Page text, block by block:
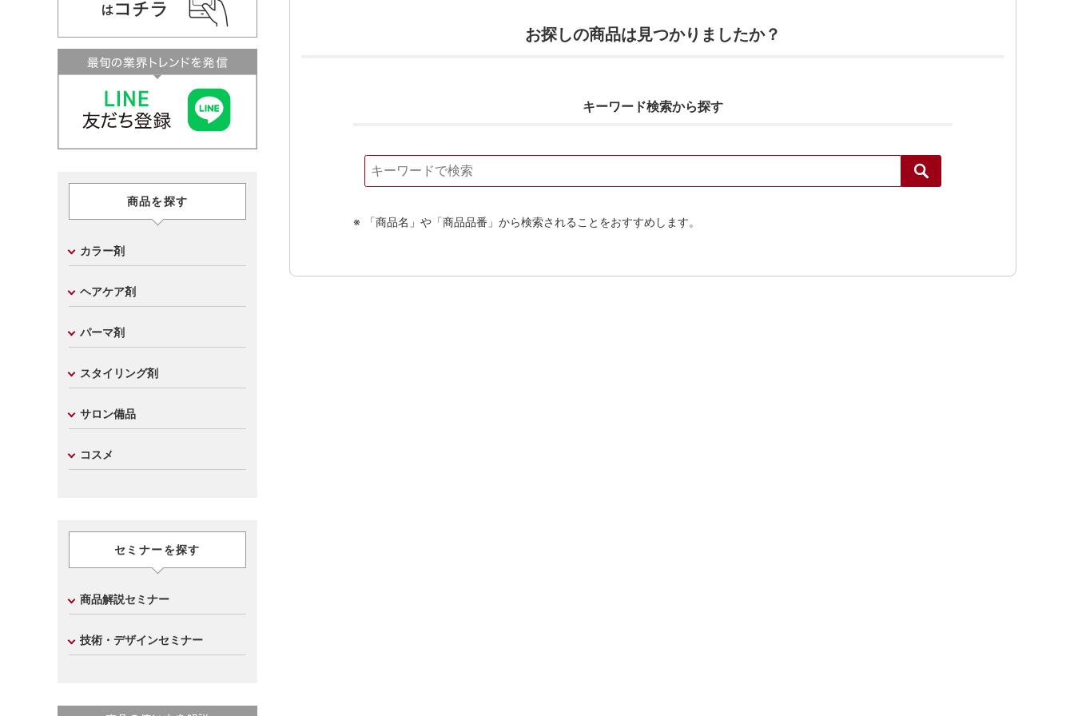
お探しの商品は見つかりましたか？
キーワード検索から探す
「商品名」や「商品品番」から検索されることをおすすめします。
商品を探す
カラー剤
ヘアケア剤
パーマ剤
スタイリング剤
サロン備品
コスメ
セミナーを探す
商品解説セミナー
技術・デザインセミナー